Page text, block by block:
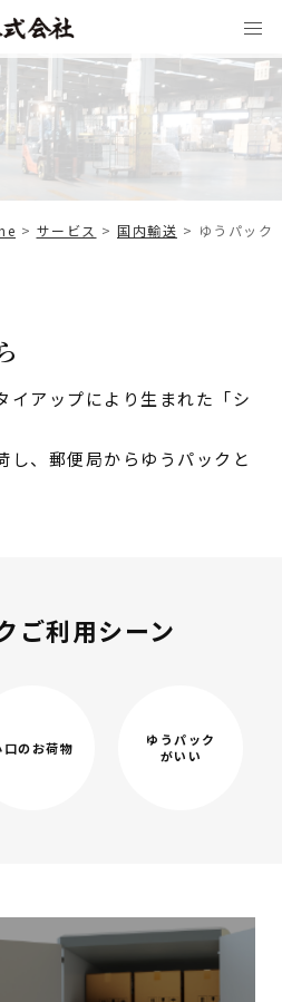
> サービス > 国内輸送 > ゆうパック
イアップにより生まれた「シ
し、郵便局からゆうパックと
ご利用シーン
口のお荷物
ゆうパック
がいい